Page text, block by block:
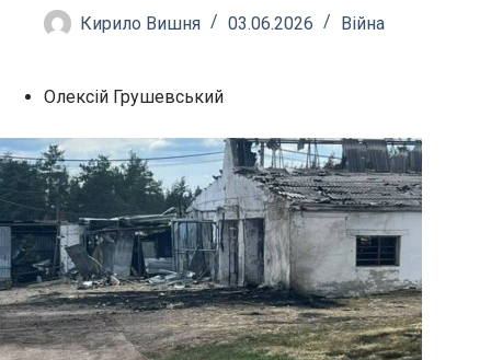
Кирило Вишня 03.06.2026 Війна
Олексій Грушевський